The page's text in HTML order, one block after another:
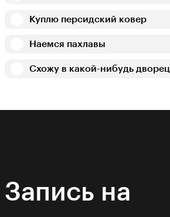
Куплю персидский ковер
Наемся пахлавы
Схожу в какой-нибудь дворец
Запись на